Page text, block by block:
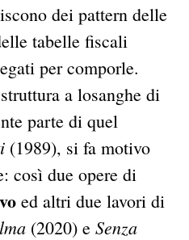
dei pattern delle
tabelle fiscali
per comporle.
a losanghe di
parte di quel
(1989), si fa motivo
così due opere di
ed altri due lavori di
(2020) e Senza